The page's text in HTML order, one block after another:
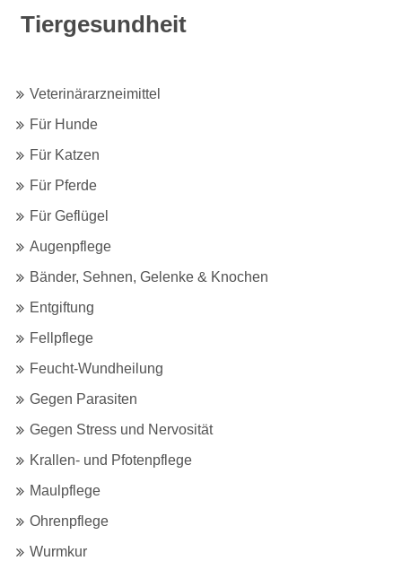
Tiergesundheit
Veterinärarzneimittel
Für Hunde
Für Katzen
Für Pferde
Für Geflügel
Augenpflege
Bänder, Sehnen, Gelenke & Knochen
Entgiftung
Fellpflege
Feucht-Wundheilung
Gegen Parasiten
Gegen Stress und Nervosität
Krallen- und Pfotenpflege
Maulpflege
OhrenpflegeOhrenpflege für Katzen und Hunde
Wurmkur